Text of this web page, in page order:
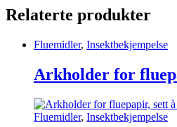
Relaterte produkter
Fluemidler, Insektbekjempelse
Arkholder for
Fluemidler, Insektbekjempelse